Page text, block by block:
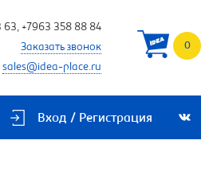
63, +7963 358 88 84
Заказать звонок
sales@idea-place.ru
0
Вход / Регистрация